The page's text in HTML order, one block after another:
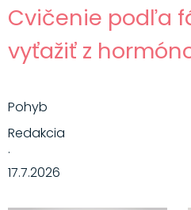
Cvičenie podľa
vyťažiť z
Pohyb
Redakcia
·
17.7.2026